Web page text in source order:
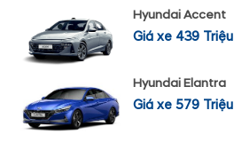
Hyundai Accent
Giá xe 439 Triệu
Hyundai Elantra
Giá xe 579 Triệu